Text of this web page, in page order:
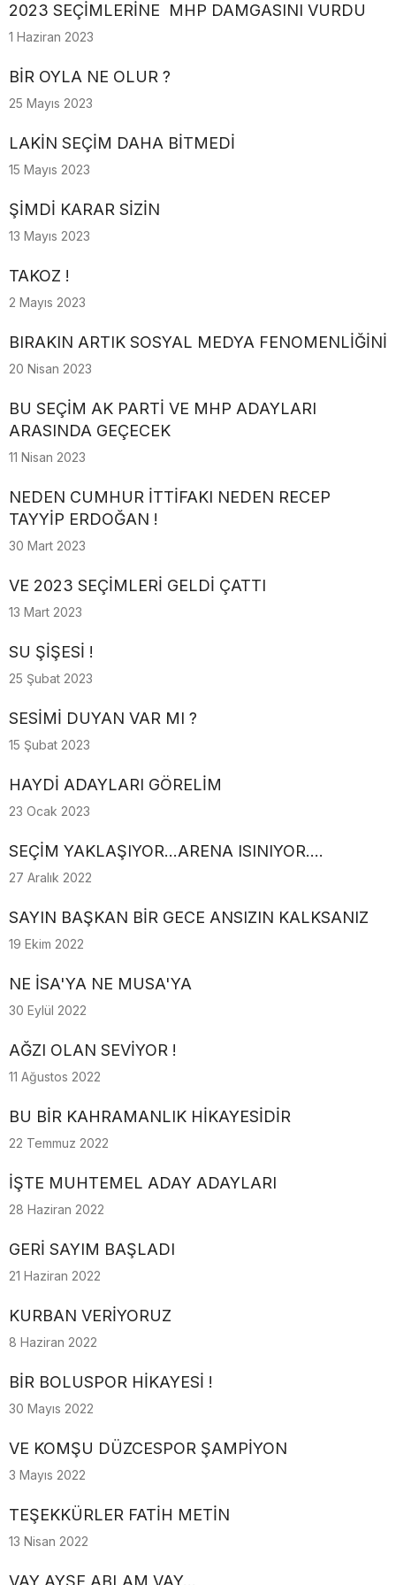
2023 SEÇİMLERİNE MHP DAMGASINI VURDU
1 Haziran 2023
BİR OYLA NE OLUR ?
25 Mayıs 2023
LAKİN SEÇİM DAHA BİTMEDİ
15 Mayıs 2023
ŞİMDİ KARAR SİZİN
13 Mayıs 2023
TAKOZ !
2 Mayıs 2023
BIRAKIN ARTIK SOSYAL MEDYA FENOMENLİĞİNİ
20 Nisan 2023
BU SEÇİM AK PARTİ VE MHP ADAYLARI
ARASINDA GEÇECEK
11 Nisan 2023
NEDEN CUMHUR İTTİFAKI NEDEN RECEP
TAYYİP ERDOĞAN !
30 Mart 2023
VE 2023 SEÇİMLERİ GELDİ ÇATTI
13 Mart 2023
SU ŞİŞESİ !
25 Şubat 2023
SESİMİ DUYAN VAR MI ?
15 Şubat 2023
HAYDİ ADAYLARI GÖRELİM
23 Ocak 2023
SEÇİM YAKLAŞIYOR...ARENA ISINIYOR....
27 Aralık 2022
SAYIN BAŞKAN BİR GECE ANSIZIN KALKSANIZ
19 Ekim 2022
NE İSA'YA NE MUSA'YA
30 Eylül 2022
AĞZI OLAN SEVİYOR !
11 Ağustos 2022
BU BİR KAHRAMANLIK HİKAYESİDİR
22 Temmuz 2022
İŞTE MUHTEMEL ADAY ADAYLARI
28 Haziran 2022
GERİ SAYIM BAŞLADI
21 Haziran 2022
KURBAN VERİYORUZ
8 Haziran 2022
BİR BOLUSPOR HİKAYESİ !
30 Mayıs 2022
VE KOMŞU DÜZCESPOR ŞAMPİYON
3 Mayıs 2022
TEŞEKKÜRLER FATİH METİN
13 Nisan 2022
VAY AYŞE ABLAM VAY...